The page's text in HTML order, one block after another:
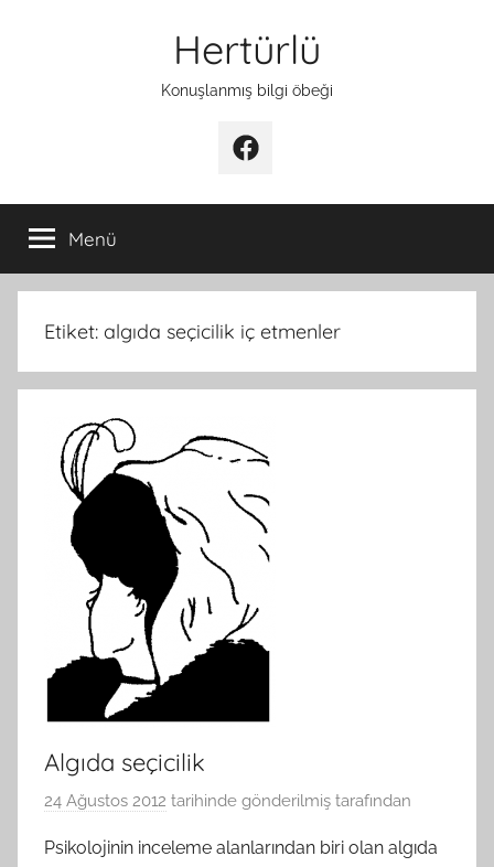
Hertürlü
Konuşlanmış bilgi öbeği
Facebook
Menü
Etiket: algıda seçicilik iç etmenler
Algıda seçicilik
24 Ağustos 2012 tarihinde gönderilmiş tarafından
Psikolojinin inceleme alanlarından biri olan algıda